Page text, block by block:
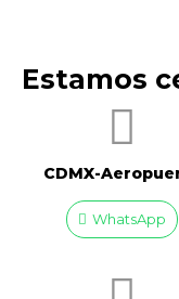
Estamos
CDMX-
WhatsApp